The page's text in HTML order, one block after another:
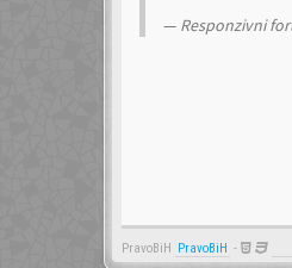
Responzivni
PravoBiH PravoBiH -